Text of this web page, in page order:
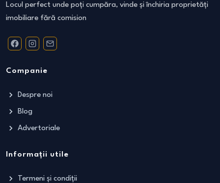
Locul perfect unde poți cumpăra, vinde și închiria proprietăți
imobiliare fără comision
Companie
Despre noi
Blog
Advertoriale
Informații utile
Termeni și condiții